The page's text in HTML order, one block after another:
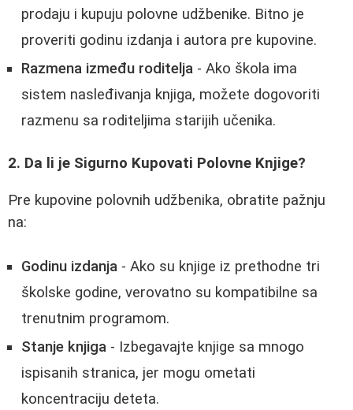
prodaju i kupuju polovne udžbenike. Bitno je
proveriti godinu izdanja i autora pre kupovine.
Razmena između roditelja - Ako škola ima
sistem nasleđivanja knjiga, možete dogovoriti
razmenu sa roditeljima starijih učenika.
2. Da li je Sigurno Kupovati Polovne Knjige?
Pre kupovine polovnih udžbenika, obratite pažnju
na:
Godinu izdanja - Ako su knjige iz prethodne tri
školske godine, verovatno su kompatibilne sa
trenutnim programom.
Stanje knjiga - Izbegavajte knjige sa mnogo
ispisanih stranica, jer mogu ometati
koncentraciju deteta.